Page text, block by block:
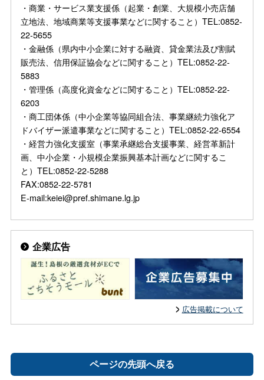
・商業・サービス業支援係（起業・創業、大規模小売店舗
立地法、地域商業等支援事業などに関すること）TEL:0852-
22-5655
・金融係（県内中小企業に対する融資、貸金業法及び割賦
販売法、信用保証協会などに関すること）TEL:0852-22-
5883
・管理係（高度化資金などに関すること）TEL:0852-22-
6203
・商工団体係（中小企業等協同組合法、事業継続力強化ア
ドバイザー派遣事業などに関すること）TEL:0852-22-6554
・経営力強化支援室（事業承継総合支援事業、経営革新計
画、中小企業・小規模企業振興基本計画などに関するこ
と）TEL:0852-22-5288
FAX:0852-22-5781
E-mail:keiei@pref.shimane.lg.jp
企業広告
広告掲載について
ページの先頭へ戻る